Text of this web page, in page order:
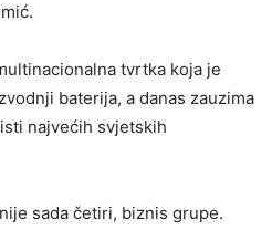
tvrtka koja je
baterija, a danas zauzima
najvećih svjetskih
sada četiri, biznis grupe.